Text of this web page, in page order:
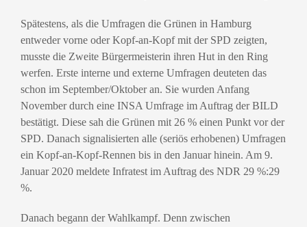
Spätestens, als die Umfragen die Grünen in Hamburg
entweder vorne oder Kopf-an-Kopf mit der SPD zeigten,
musste die Zweite Bürgermeisterin ihren Hut in den Ring
werfen. Erste interne und externe Umfragen deuteten das
schon im September/Oktober an. Sie wurden Anfang
November durch eine INSA Umfrage im Auftrag der BILD
bestätigt. Diese sah die Grünen mit 26 % einen Punkt vor der
SPD. Danach signalisierten alle (seriös erhobenen) Umfragen
ein Kopf-an-Kopf-Rennen bis in den Januar hinein. Am 9.
Januar 2020 meldete Infratest im Auftrag des NDR 29 %:29
%.
Danach begann der Wahlkampf. Denn zwischen